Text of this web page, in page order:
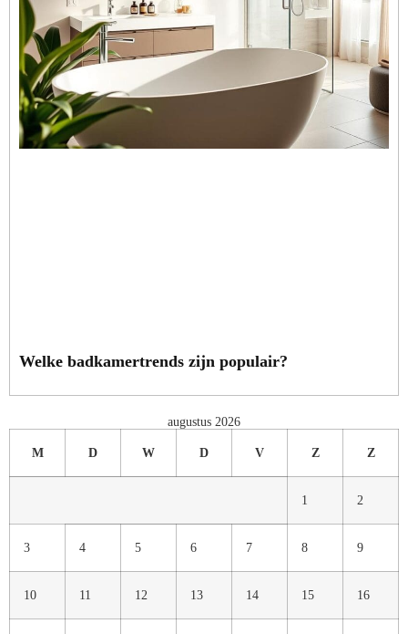
Welke badkamertrends zijn populair?
augustus 2026
M D W D V Z Z
1 2
3 4 5 6 7 8 9
10 11 12 13 14 15 16